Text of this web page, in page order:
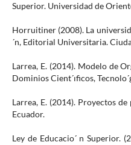
Superior. Universidad de
Horruitiner (2008). La
´n, Editorial Universitaria.
Larrea, E. (2014). Modelo de
Dominios Cient´ıficos,
Larrea, E. (2014). Proyectos
Ecuador.
Ley de Educacio´ n Superior.